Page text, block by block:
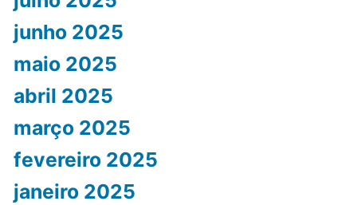
junho 2025
maio 2025
abril 2025
março 2025
fevereiro 2025
janeiro 2025